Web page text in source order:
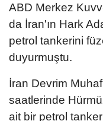
ABD Merkez
da İran'ın Hark
petrol tankerini
duyurmuştu.
İran Devrim
saatlerinde
ait bir petrol